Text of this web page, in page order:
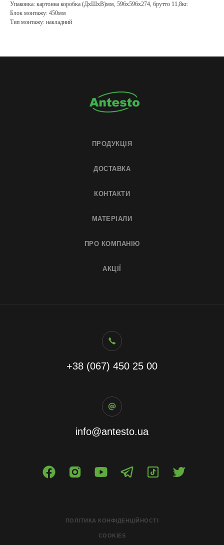
Упаковка: картонна коробка (ДхШхВ)мм, 596х596х274, брутто 11,8кг.
Блок монтажу: 450мм
Тип монтажу: накладний
ПОЛІТИКА КОНФІДЕНЦІЙНОСТІ
COOKIES
info@antesto.ua
+38 (067) 450 25 00
ПРОДУКЦІЯ
МАТЕРІАЛИ
АКЦІЇ
ДОСТАВКА
ПРО КОМПАНІЮ
КОНТАКТИ